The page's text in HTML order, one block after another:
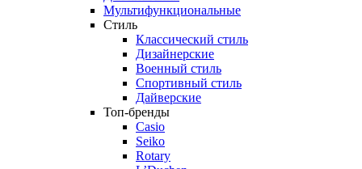
Мультифункциональные
Стиль
Классический стиль
Дизайнерские
Военный стиль
Спортивный стиль
Дайверские
Топ-бренды
Casio
Seiko
Rotary